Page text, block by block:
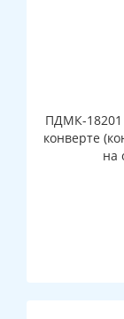
ПДМК-18201
конверте
на